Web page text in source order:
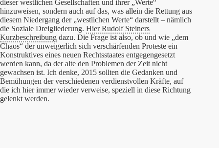
dieser westlichen Gesellschaften und ihrer „Werte“
hinzuweisen, sondern auch auf das, was allein die Rettung aus
diesem Niedergang der „westlichen Werte“ darstellt – nämlich
die Soziale Dreigliederung. Hier Rudolf Steiners
Kurzbeschreibung dazu. Die Frage ist also, ob und wie „dem
Chaos“ der unweigerlich sich verschärfenden Proteste ein
Konstruktives eines neuen Rechtsstaates entgegengesetzt
werden kann, da der alte den Problemen der Zeit nicht
gewachsen ist. Ich denke, 2015 sollten die Gedanken und
Bemühungen der verschiedenen verdienstvollen Kräfte, auf
die ich hier immer wieder verweise, speziell in diese Richtung
gelenkt werden.